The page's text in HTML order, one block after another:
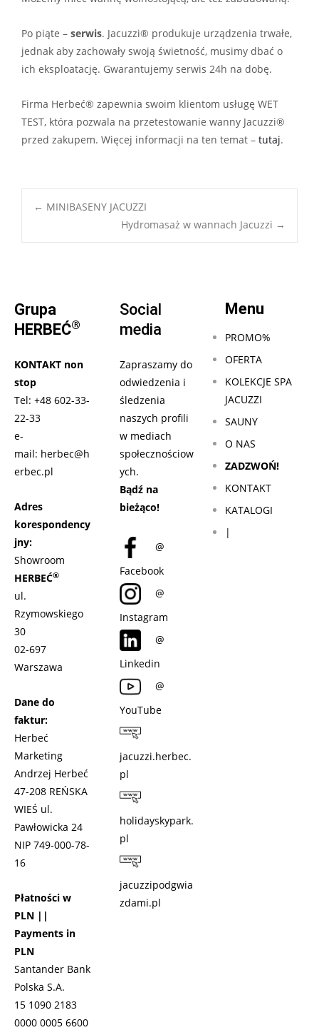
Po piąte – serwis. Jacuzzi® produkuje urządzenia trwałe,
jednak aby zachowały swoją świetność, musimy dbać o
ich eksploatację. Gwarantujemy serwis 24h na dobę.
Firma Herbeć® zapewnia swoim klientom usługę WET
TEST, która pozwala na przetestowanie wanny Jacuzzi®
przed zakupem. Więcej informacji na ten temat – tutaj.
Post
← MINIBASENY JACUZZI
Hydromasaż w wannach Jacuzzi →
Grupa
HERBEĆ®
KONTAKT non
stop
Tel: +48 602-33-
22-33
e-
mail: herbec@h
erbec.pl
Adres
korespondency
jny:
Showroom
HERBEĆ®
ul.
Rzymowskiego
30
02-697
Warszawa
Dane do
faktur:
Herbeć
Marketing
Andrzej Herbeć
47-208 REŃSKA
WIEŚ ul.
Pawłowicka 24
NIP 749-000-78-
16
Płatności w
PLN ||
Payments in
PLN
Santander Bank
Polska S.A.
15 1090 2183
0000 0005 6600
Social
media
Zapraszamy do
odwiedzenia i
śledzenia
naszych profili
w mediach
społecznościow
ych.
Bądź na
bieżąco!
@
Facebook
@
Instagram
@
Linkedin
@
YouTube
jacuzzi.herbec.
pl
holidayskypark.
pl
jacuzzipodgwia
zdami.pl
Menu
PROMO%
OFERTA
KOLEKCJE SPA
JACUZZI
SAUNY
O NAS
ZADZWOŃ!
KONTAKT
KATALOGI
|